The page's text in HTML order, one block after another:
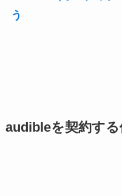
う
audibleを契約する